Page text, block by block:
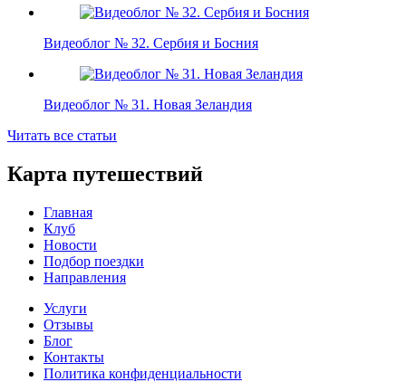
Видеоблог № 32. Сербия и Босния
Видеоблог № 31. Новая Зеландия
Читать все статьи
Карта путешествий
Главная
Клуб
Новости
Подбор поездки
Направления
Услуги
Отзывы
Блог
Контакты
Политика конфиденциальности